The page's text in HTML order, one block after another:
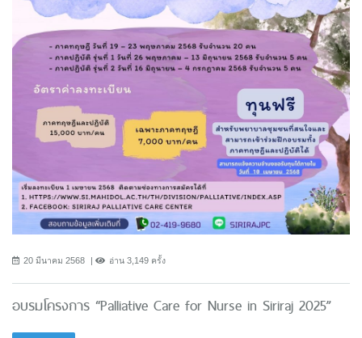
20 มีนาคม 2568 อ่าน 3,149 ครั้ง
อบรมโครงการ “Palliative Care for Nurse in Siriraj 2025”